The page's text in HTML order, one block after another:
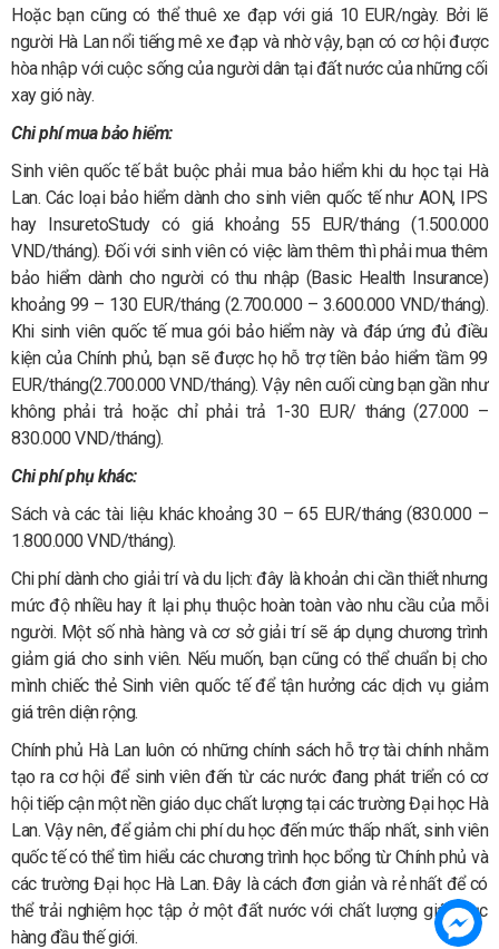
Hoặc bạn cũng có thể thuê xe đạp với giá 10 EUR/ngày. Bởi lẽ
người Hà Lan nổi tiếng mê xe đạp và nhờ vậy, bạn có cơ hội được
hòa nhập với cuộc sống của người dân tại đất nước của những cối
xay gió này.
Chi phí mua bảo hiểm:
Sinh viên quốc tế bắt buộc phải mua bảo hiểm khi du học tại Hà
Lan. Các loại bảo hiểm dành cho sinh viên quốc tế như AON, IPS
hay InsuretoStudy có giá khoảng 55 EUR/tháng (1.500.000
VND/tháng). Đối với sinh viên có việc làm thêm thì phải mua thêm
bảo hiểm dành cho người có thu nhập (Basic Health Insurance)
khoảng 99 – 130 EUR/tháng (2.700.000 – 3.600.000 VND/tháng).
Khi sinh viên quốc tế mua gói bảo hiểm này và đáp ứng đủ điều
kiện của Chính phủ, bạn sẽ được họ hỗ trợ tiền bảo hiểm tầm 99
EUR/tháng(2.700.000 VND/tháng). Vậy nên cuối cùng bạn gần như
không phải trả hoặc chỉ phải trả 1-30 EUR/ tháng (27.000 –
830.000 VND/tháng).
Chi phí phụ khác:
Sách và các tài liệu khác khoảng 30 – 65 EUR/tháng (830.000 –
1.800.000 VND/tháng).
Chi phí dành cho giải trí và du lịch: đây là khoản chi cần thiết nhưng
mức độ nhiều hay ít lại phụ thuộc hoàn toàn vào nhu cầu của mỗi
người. Một số nhà hàng và cơ sở giải trí sẽ áp dụng chương trình
giảm giá cho sinh viên. Nếu muốn, bạn cũng có thể chuẩn bị cho
mình chiếc thẻ Sinh viên quốc tế để tận hưởng các dịch vụ giảm
giá trên diện rộng.
Chính phủ Hà Lan luôn có những chính sách hỗ trợ tài chính nhằm
tạo ra cơ hội để sinh viên đến từ các nước đang phát triển có cơ
hội tiếp cận một nền giáo dục chất lượng tại các trường Đại học Hà
Lan. Vậy nên, để giảm chi phí du học đến mức thấp nhất, sinh viên
quốc tế có thể tìm hiểu các chương trình học bổng từ Chính phủ và
các trường Đại học Hà Lan. Đây là cách đơn giản và rẻ nhất để có
thể trải nghiệm học tập ở một đất nước với chất lượng giáo dục
hàng đầu thế giới.